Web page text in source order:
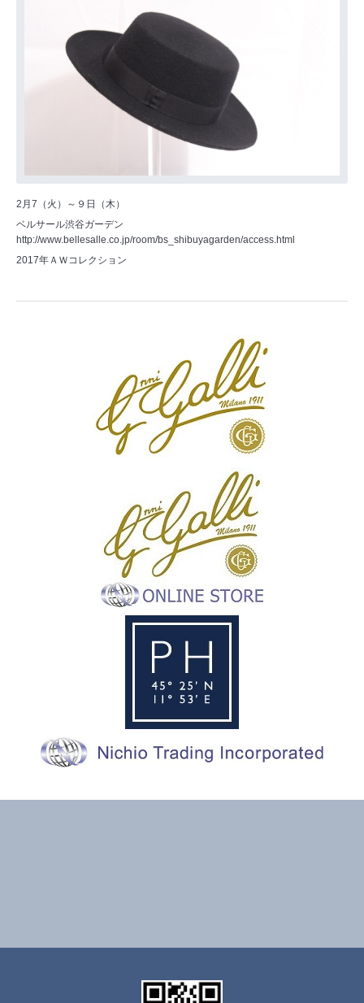
2月7（火）～９日（木）
ベルサール渋谷ガーデン
http://www.bellesalle.co.jp/room/bs_shibuyagarden/access.html
2017年ＡＷコレクション